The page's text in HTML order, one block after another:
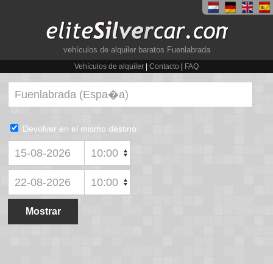
vehículos de alquiler baratos Fuenlabrada
Vehículos de alquiler
Contacto FAQ
Devolver en el mismo destino